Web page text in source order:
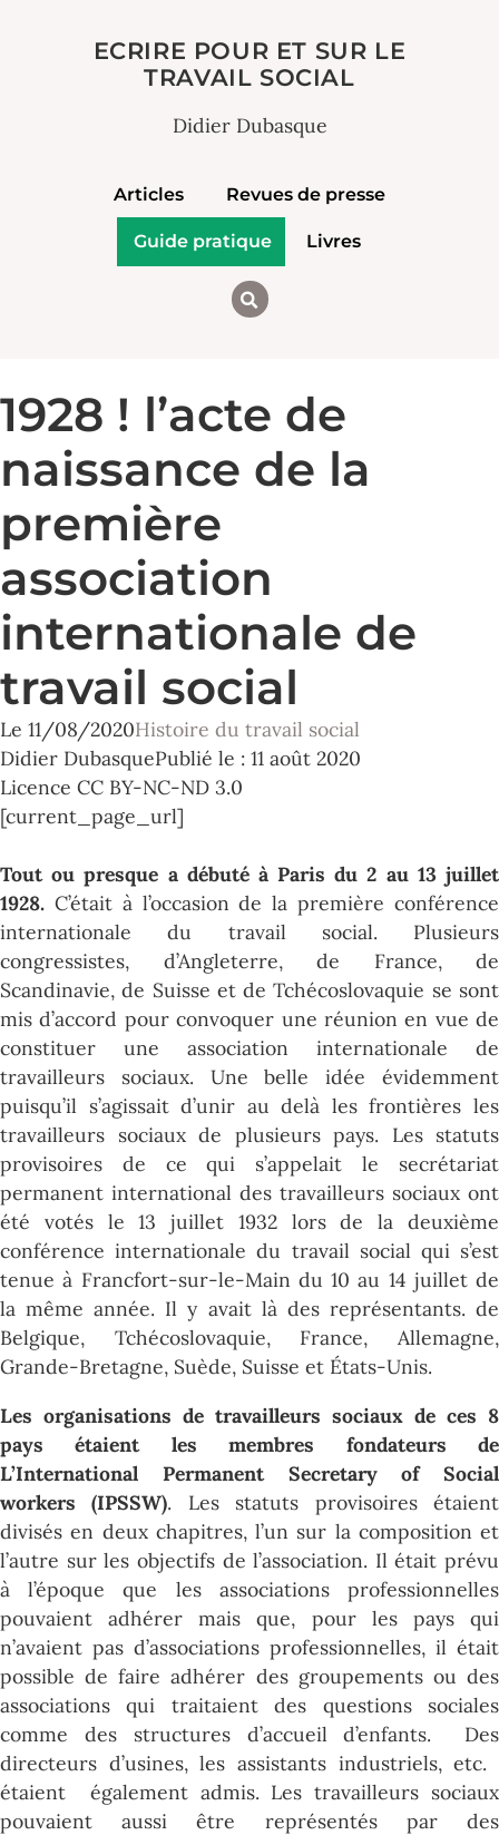
ECRIRE POUR ET SUR LE
TRAVAIL SOCIAL
Didier Dubasque
Articles Revues de presse
Guide pratique Livres
1928 ! l’acte de
naissance de la
première
association
internationale de
travail social
Le 11/08/2020Histoire du travail social
Didier DubasquePublié le : 11 août 2020
Licence CC BY-NC-ND 3.0
[current_page_url]
Tout ou presque a débuté à Paris du 2 au 13 juillet
1928. C’était à l’occasion de la première conférence
internationale du travail social. Plusieurs
congressistes, d’Angleterre, de France, de
Scandinavie, de Suisse et de Tchécoslovaquie se sont
mis d’accord pour convoquer une réunion en vue de
constituer une association internationale de
travailleurs sociaux. Une belle idée évidemment
puisqu’il s’agissait d’unir au delà les frontières les
travailleurs sociaux de plusieurs pays. Les statuts
provisoires de ce qui s’appelait le secrétariat
permanent international des travailleurs sociaux ont
été votés le 13 juillet 1932 lors de la deuxième
conférence internationale du travail social qui s’est
tenue à Francfort-sur-le-Main du 10 au 14 juillet de
la même année. Il y avait là des représentants. de
Belgique, Tchécoslovaquie, France, Allemagne,
Grande-Bretagne, Suède, Suisse et États-Unis.
Les organisations de travailleurs sociaux de ces 8
pays étaient les membres fondateurs de
L’International Permanent Secretary of Social
workers (IPSSW). Les statuts provisoires étaient
divisés en deux chapitres, l’un sur la composition et
l’autre sur les objectifs de l’association. Il était prévu
à l’époque que les associations professionnelles
pouvaient adhérer mais que, pour les pays qui
n’avaient pas d’associations professionnelles, il était
possible de faire adhérer des groupements ou des
associations qui traitaient des questions sociales
comme des structures d’accueil d’enfants. Des
directeurs d’usines, les assistants industriels, etc.
étaient également admis. Les travailleurs sociaux
pouvaient aussi être représentés par des